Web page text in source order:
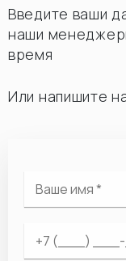
Введите ваши
наши
время
Или напишите